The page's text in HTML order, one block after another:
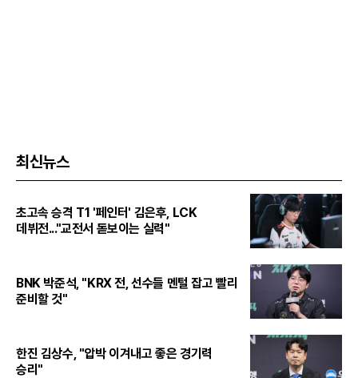
최신뉴스
초고속 승격 T1 '페인터' 김은후, LCK
데뷔전..."교전서 돋보이는 실력"
BNK 박준석, "KRX 전, 선수들 멘털 잡고 빨리
준비할 것"
한진 김상수, "압박 이겨내고 좋은 경기력
승리"